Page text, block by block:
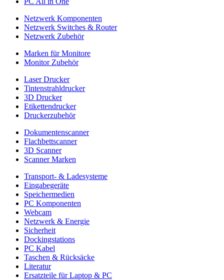
Netzwerk Komponenten
Netzwerk Switches & Router
Netzwerk Zubehör
Marken für Monitore
Monitor Zubehör
Laser Drucker
Tintenstrahldrucker
3D Drucker
Etikettendrucker
Druckerzubehör
Dokumentenscanner
Flachbettscanner
3D Scanner
Scanner Marken
Transport- & Ladesysteme
Eingabegeräte
Speichermedien
PC Komponenten
Webcam
Netzwerk & Energie
Sicherheit
Dockingstations
PC Kabel
Taschen & Rücksäcke
Literatur
Ersatzteile für Laptop & PC